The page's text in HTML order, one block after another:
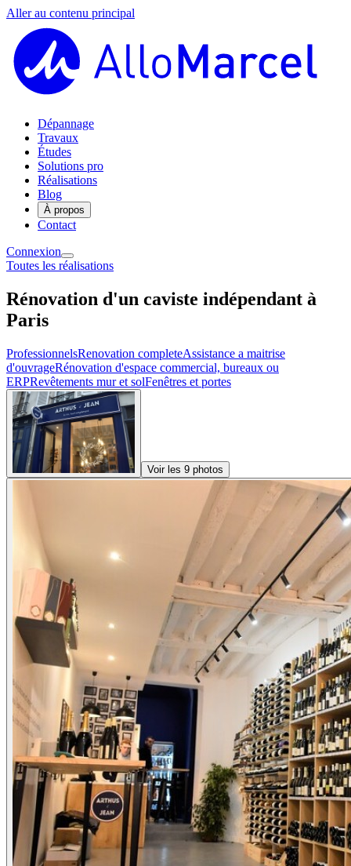
Aller au contenu principal
Dépannage
Travaux
Études
Solutions pro
Réalisations
Blog
À propos
Contact
Connexion
Toutes les réalisations
Rénovation d'un caviste indépendant à
Paris
ProfessionnelsRenovation completeAssistance a maitrise
d'ouvrageRénovation d'espace commercial, bureaux ou
ERPRevêtements mur et solFenêtres et portes
Voir les 9 photos